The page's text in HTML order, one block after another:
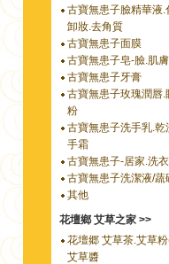
古寶無患子臉精華液.
卸妝.去角質
古寶無患子面膜
古寶無患子皂-臉.肌膚
古寶無患子牙膏
古寶無患子玫瑰潤唇.
粉
古寶無患子洗手乳.乾
手霜
古寶無患子-居家.洗
古寶無患子洗潔液/蔬
其他
花壇鄉 艾草之家 >>
花壇郷 艾草茶.艾草
艾草醬